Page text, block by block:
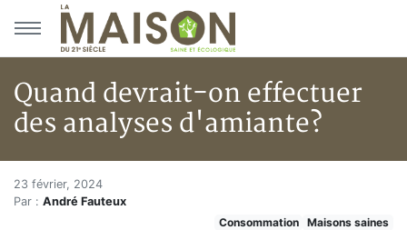
Aller au menu principal
Aller au contenu principal
Quand devrait-on effectuer
des analyses d'amiante?
Accueil
Articles
Quand devrait-on effectuer
23 février, 2024
Par : André Fauteux
Consommation
Maisons saines